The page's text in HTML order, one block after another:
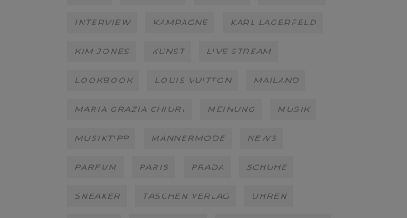
INTERVIEW KAMPAGNE KARL LAGERFELD
KIM JONES KUNST LIVE STREAM
LOOKBOOK LOUIS VUITTON MAILAND
MARIA GRAZIA CHIURI MEINUNG MUSIK
MUSIKTIPP MÄNNERMODE NEWS
PARFUM PARIS PRADA SCHUHE
SNEAKER TASCHEN VERLAG UHREN